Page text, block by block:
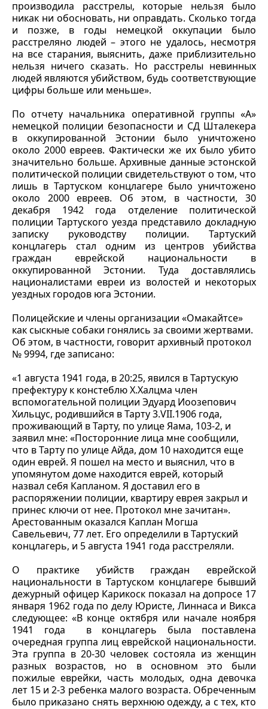
производила расстрелы, которые нельзя было
никак ни обосновать, ни оправдать. Сколько тогда
и позже, в годы немецкой оккупации было
расстреляно людей – этого не удалось, несмотря
на все старания, выяснить, даже приблизительно
нельзя ничего сказать. Но расстрелы невинных
людей являются убийством, будь соответствующие
цифры больше или меньше».
По отчету начальника оперативной группы «А»
немецкой полиции безопасности и СД Шталекера
в оккупированной Эстонии было уничтожено
около 2000 евреев. Фактически же их было убито
значительно больше. Архивные данные эстонской
политической полиции свидетельствуют о том, что
лишь в Тартуском концлагере было уничтожено
около 2000 евреев. Об этом, в частности, 30
декабря 1942 года отделение политической
полиции Тартуского уезда представило докладную
записку руководству полиции. Тартуский
концлагерь стал одним из центров убийства
граждан еврейской национальности в
оккупированной Эстонии. Туда доставлялись
националистами евреи из волостей и некоторых
уездных городов юга Эстонии.
Полицейские и члены организации «Омакайтсе»
как сыскные собаки гонялись за своими жертвами.
Об этом, в частности, говорит архивный протокол
№ 9994, где записано:
«1 августа 1941 года, в 20:25, явился в Тартускую
префектуру к констеблю Х.Халцма член
вспомогательной полиции Эдуард Иоозепович
Хильцус, родившийся в Тарту 3.VII.1906 года,
проживающий в Тарту, по улице Яама, 103-2, и
заявил мне: «Посторонние лица мне сообщили,
что в Тарту по улице Айда, дом 10 находится еще
один еврей. Я пошел на место и выяснил, что в
упомянутом доме находится еврей, который
назвал себя Капланом. Я доставил его в
распоряжении полиции, квартиру еврея закрыл и
принес ключи от нее. Протокол мне зачитан».
Арестованным оказался Каплан Могша
Савельевич, 77 лет. Его определили в Тартуский
концлагерь, и 5 августа 1941 года расстреляли.
О практике убийств граждан еврейской
национальности в Тартуском концлагере бывший
дежурный офицер Карикоск показал на допросе 17
января 1962 года по делу Юристе, Линнаса и Викса
следующее: «В конце октября или начале ноября
1941 года в концлагерь была поставлена
очередная группа лиц еврейской национальности.
Эта группа в 20-30 человек состояла из женщин
разных возрастов, но в основном это были
пожилые еврейки, часть молодых, одна девочка
лет 15 и 2-3 ребенка малого возраста. Обреченным
было приказано снять верхнюю одежду, а с тех, кто